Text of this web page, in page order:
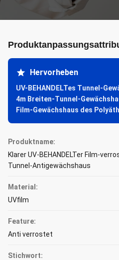
Hervorheben
UV-BEHANDELTes Tunnel-
4m Breiten-Tunnel-
Film-Gewächshaus des
Produktname:
Klarer UV-BEHANDELTer Film-
Tunnel-Antigewächshaus
Material:
UVfilm
Feature:
Anti verrostet
Stichwort: